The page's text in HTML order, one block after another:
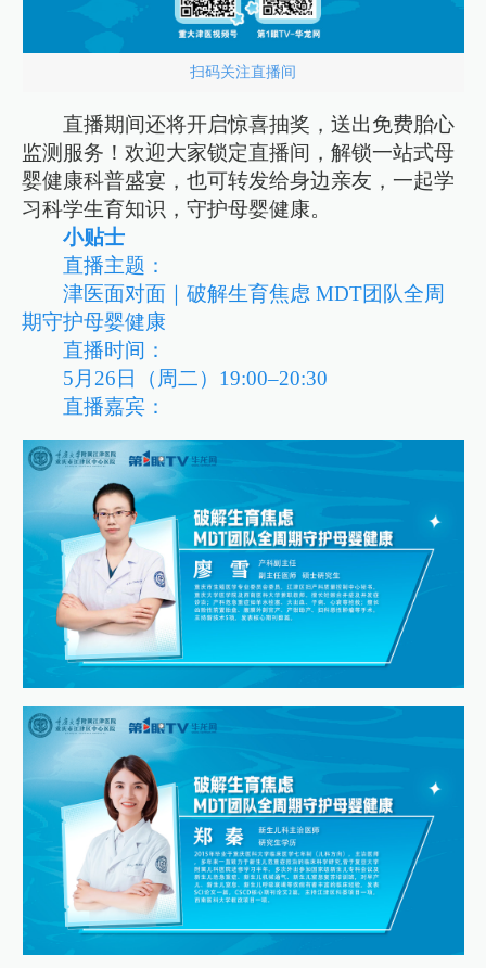
扫码关注直播间
直播期间还将开启惊喜抽奖，送出免费胎心
监测服务！欢迎大家锁定直播间，解锁一站式母
婴健康科普盛宴，也可转发给身边亲友，一起学
习科学生育知识，守护母婴健康。
小贴士
直播主题：
津医面对面｜破解生育焦虑 MDT团队全周
期守护母婴健康
直播时间：
5月26日（周二）19:00–20:30
直播嘉宾：